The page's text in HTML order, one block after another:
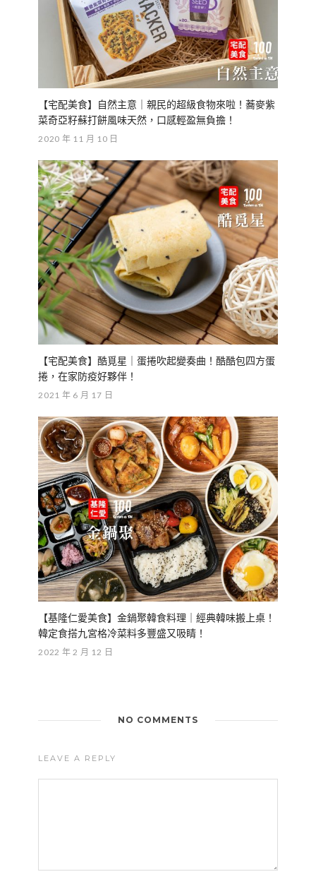
【宅配美食】自然主意｜親民的超級食物來啦！蕎麥紫
菜奇亞籽蘇打餅風味天然，口感輕盈無負擔！
2020 年 11 月 10 日
【宅配美食】酷覓星｜蛋捲吹起變奏曲！酷酷包四方蛋
捲，在家防疫好夥伴！
2021 年 6 月 17 日
【基隆仁愛美食】金鍋聚韓食料理｜經典韓味搬上桌！
韓定食搭九宮格冷菜料多豐盛又吸睛！
2022 年 2 月 12 日
NO COMMENTS
LEAVE A REPLY